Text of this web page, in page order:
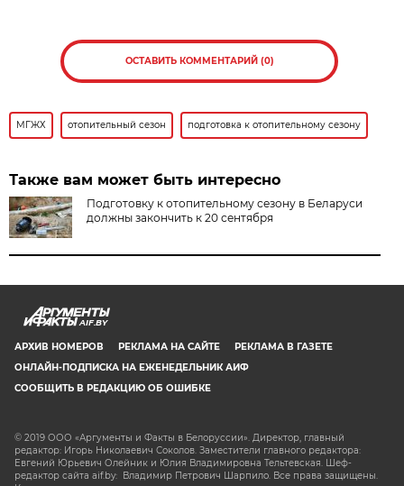
ОСТАВИТЬ КОММЕНТАРИЙ (0)
МГЖХ отопительный сезон подготовка к отопительному сезону
Также вам может быть интересно
Подготовку к отопительному сезону в Беларуси
должны закончить к 20 сентября
AIF.BY
АРХИВ НОМЕРОВ РЕКЛАМА НА САЙТЕ
РЕКЛАМА В ГАЗЕТЕ
ОНЛАЙН-ПОДПИСКА НА ЕЖЕНЕДЕЛЬНИК АИФ
СООБЩИТЬ В РЕДАКЦИЮ ОБ ОШИБКЕ
© 2019 ООО «Аргументы и Факты в Белоруссии». Директор, главный
редактор: Игорь Николаевич Соколов. Заместители главного редактора:
Евгений Юрьевич Олейник и Юлия Владимировна Тельтевская. Шеф-
редактор сайта aif.by: Владимир Петрович Шарпило. Все права защищены.